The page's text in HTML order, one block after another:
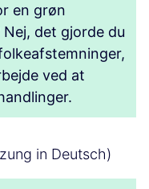
en grøn
det gjorde du
ved at
in Deutsch)